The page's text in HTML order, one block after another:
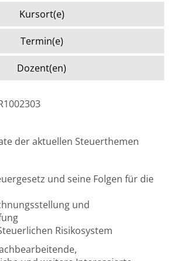
Kursort(e)
Termin(e)
Dozent(en)
der aktuellen Steuerthemen
und seine Folgen für die
und
Risikosystem